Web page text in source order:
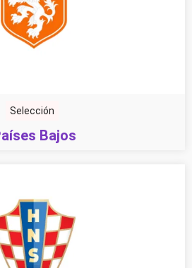
Selección
Bajos